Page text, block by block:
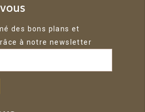
des bons plans et
à notre newsletter